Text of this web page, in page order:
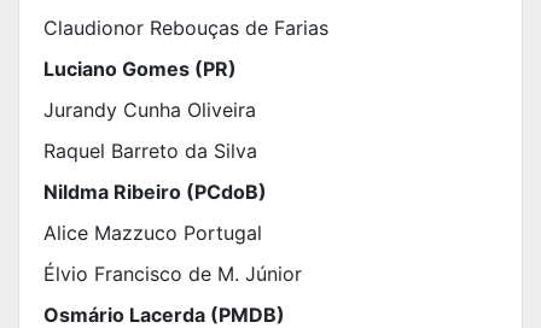
Claudionor Rebouças de Farias
Luciano Gomes (PR)
Jurandy Cunha Oliveira
Raquel Barreto da Silva
Nildma Ribeiro (PCdoB)
Alice Mazzuco Portugal
Élvio Francisco de M. Júnior
Osmário Lacerda (PMDB)